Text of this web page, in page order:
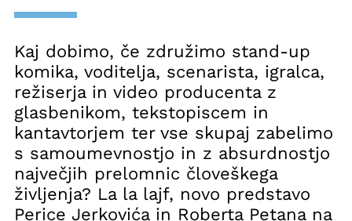
Kaj dobimo, če združimo stand-up
komika, voditelja, scenarista, igralca,
režiserja in video producenta z
glasbenikom, tekstopiscem in
kantavtorjem ter vse skupaj zabelimo
s samoumevnostjo in z absurdnostjo
največjih prelomnic človeškega
življenja? La la lajf, novo predstavo
Perice Jerkovića in Roberta Petana na